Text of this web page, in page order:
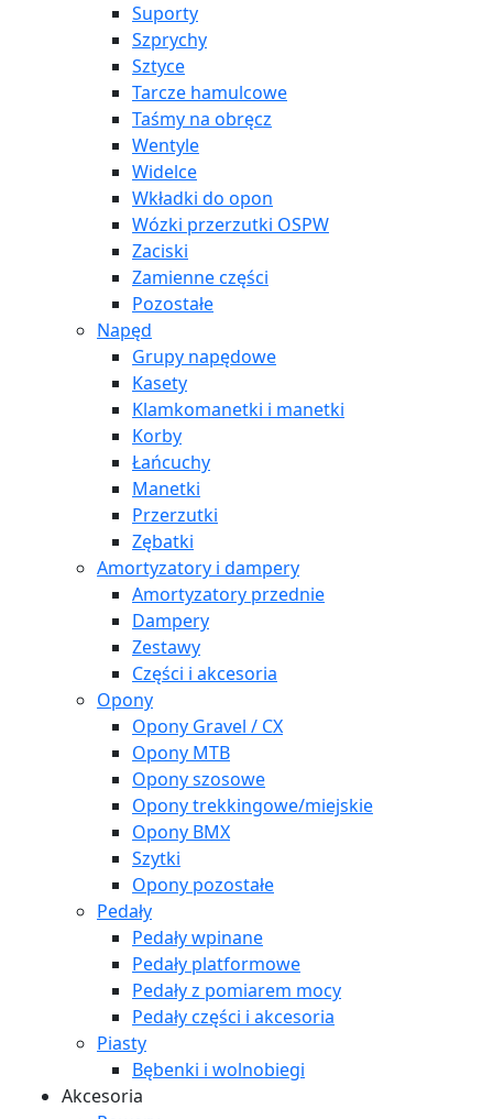
Suporty
Szprychy
Sztyce
Tarcze hamulcowe
Taśmy na obręcz
Wentyle
Widelce
Wkładki do opon
Wózki przerzutki OSPW
Zaciski
Zamienne części
Pozostałe
Napęd
Grupy napędowe
Kasety
Klamkomanetki i manetki
Korby
Łańcuchy
Manetki
Przerzutki
Zębatki
Amortyzatory i dampery
Amortyzatory przednie
Dampery
Zestawy
Części i akcesoria
Opony
Opony Gravel / CX
Opony MTB
Opony szosowe
Opony trekkingowe/miejskie
Opony BMX
Szytki
Opony pozostałe
Pedały
Pedały wpinane
Pedały platformowe
Pedały z pomiarem mocy
Pedały części i akcesoria
Piasty
Bębenki i wolnobiegi
Akcesoria